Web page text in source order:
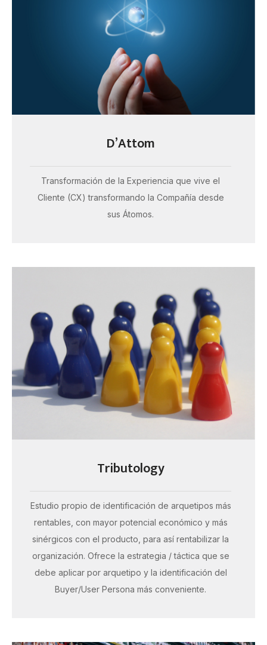
D’Attom
Transformación de la Experiencia que vive el
Cliente (CX) transformando la Compañía desde
sus Átomos.
Tributology
Estudio propio de identificación de arquetipos más
rentables, con mayor potencial económico y más
sinérgicos con el producto, para así rentabilizar la
organización. Ofrece la estrategia / táctica que se
debe aplicar por arquetipo y la identificación del
Buyer/User Persona más conveniente.